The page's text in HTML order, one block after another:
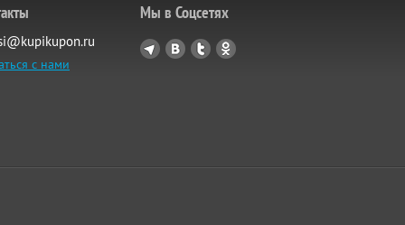
с нами
Мы в Соцсетях